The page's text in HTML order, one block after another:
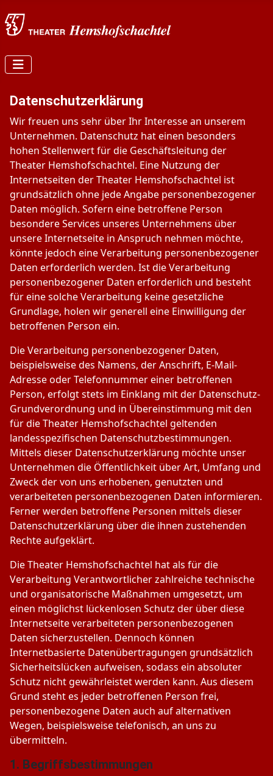
Datenschutzerklärung
Wir freuen uns sehr über Ihr Interesse an unserem
Unternehmen. Datenschutz hat einen besonders
hohen Stellenwert für die Geschäftsleitung der
Theater Hemshofschachtel. Eine Nutzung der
Internetseiten der Theater Hemshofschachtel ist
grundsätzlich ohne jede Angabe personenbezogener
Daten möglich. Sofern eine betroffene Person
besondere Services unseres Unternehmens über
unsere Internetseite in Anspruch nehmen möchte,
könnte jedoch eine Verarbeitung personenbezogener
Daten erforderlich werden. Ist die Verarbeitung
personenbezogener Daten erforderlich und besteht
für eine solche Verarbeitung keine gesetzliche
Grundlage, holen wir generell eine Einwilligung der
betroffenen Person ein.
Die Verarbeitung personenbezogener Daten,
beispielsweise des Namens, der Anschrift, E-Mail-
Adresse oder Telefonnummer einer betroffenen
Person, erfolgt stets im Einklang mit der Datenschutz-
Grundverordnung und in Übereinstimmung mit den
für die Theater Hemshofschachtel geltenden
landesspezifischen Datenschutzbestimmungen.
Mittels dieser Datenschutzerklärung möchte unser
Unternehmen die Öffentlichkeit über Art, Umfang und
Zweck der von uns erhobenen, genutzten und
verarbeiteten personenbezogenen Daten informieren.
Ferner werden betroffene Personen mittels dieser
Datenschutzerklärung über die ihnen zustehenden
Rechte aufgeklärt.
Die Theater Hemshofschachtel hat als für die
Verarbeitung Verantwortlicher zahlreiche technische
und organisatorische Maßnahmen umgesetzt, um
einen möglichst lückenlosen Schutz der über diese
Internetseite verarbeiteten personenbezogenen
Daten sicherzustellen. Dennoch können
Internetbasierte Datenübertragungen grundsätzlich
Sicherheitslücken aufweisen, sodass ein absoluter
Schutz nicht gewährleistet werden kann. Aus diesem
Grund steht es jeder betroffenen Person frei,
personenbezogene Daten auch auf alternativen
Wegen, beispielsweise telefonisch, an uns zu
übermitteln.
1. Begriffsbestimmungen